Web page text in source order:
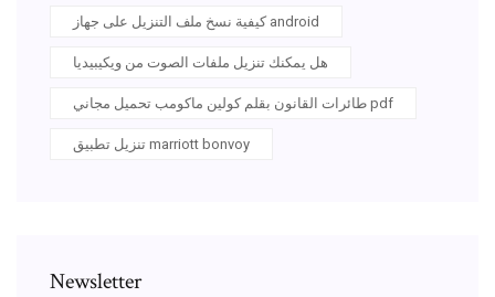
كيفية نسخ ملف التنزيل على جهاز android
هل يمكنك تنزيل ملفات الصوت من ويكيبيديا
طائرات القانون بقلم كولين ماكومب تحميل مجاني pdf
تنزيل تطبيق marriott bonvoy
Newsletter